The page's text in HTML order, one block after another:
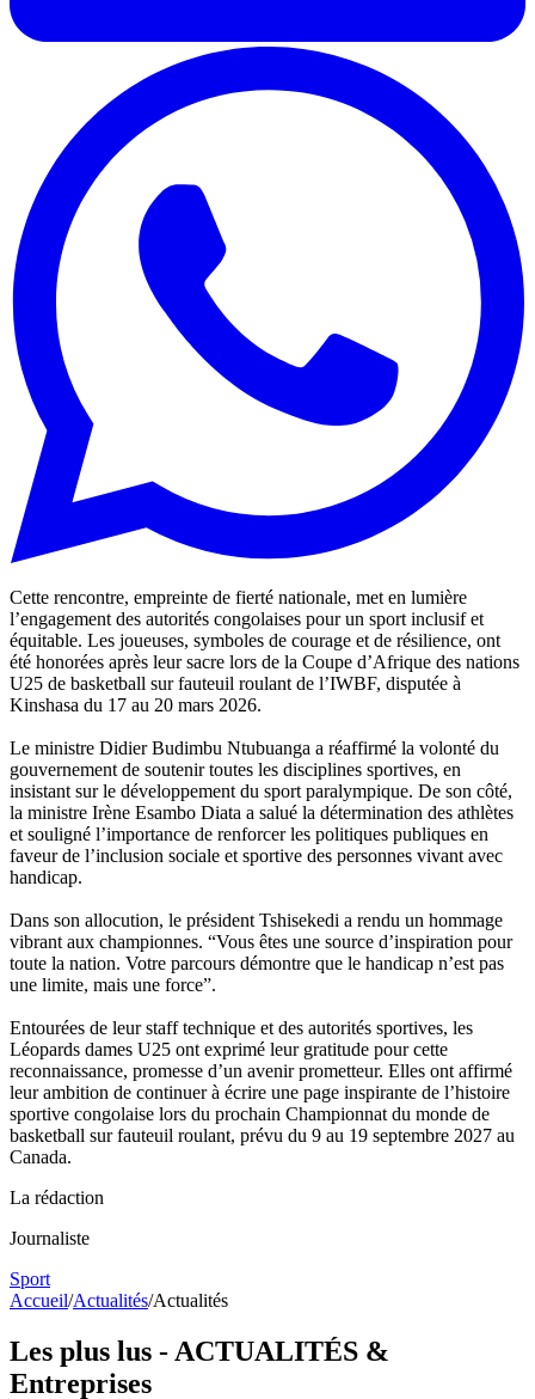
Cette rencontre, empreinte de fierté nationale, met en lumière
l’engagement des autorités congolaises pour un sport inclusif et
équitable. Les joueuses, symboles de courage et de résilience, ont
été honorées après leur sacre lors de la Coupe d’Afrique des nations
U25 de basketball sur fauteuil roulant de l’IWBF, disputée à
Kinshasa du 17 au 20 mars 2026.
Le ministre Didier Budimbu Ntubuanga a réaffirmé la volonté du
gouvernement de soutenir toutes les disciplines sportives, en
insistant sur le développement du sport paralympique. De son côté,
la ministre Irène Esambo Diata a salué la détermination des athlètes
et souligné l’importance de renforcer les politiques publiques en
faveur de l’inclusion sociale et sportive des personnes vivant avec
handicap.
Dans son allocution, le président Tshisekedi a rendu un hommage
vibrant aux championnes. “Vous êtes une source d’inspiration pour
toute la nation. Votre parcours démontre que le handicap n’est pas
une limite, mais une force”.
Entourées de leur staff technique et des autorités sportives, les
Léopards dames U25 ont exprimé leur gratitude pour cette
reconnaissance, promesse d’un avenir prometteur. Elles ont affirmé
leur ambition de continuer à écrire une page inspirante de l’histoire
sportive congolaise lors du prochain Championnat du monde de
basketball sur fauteuil roulant, prévu du 9 au 19 septembre 2027 au
Canada.
La rédaction
Journaliste
Sport
Accueil/Actualités/Actualités
Les plus lus - ACTUALITÉS &
Entreprises